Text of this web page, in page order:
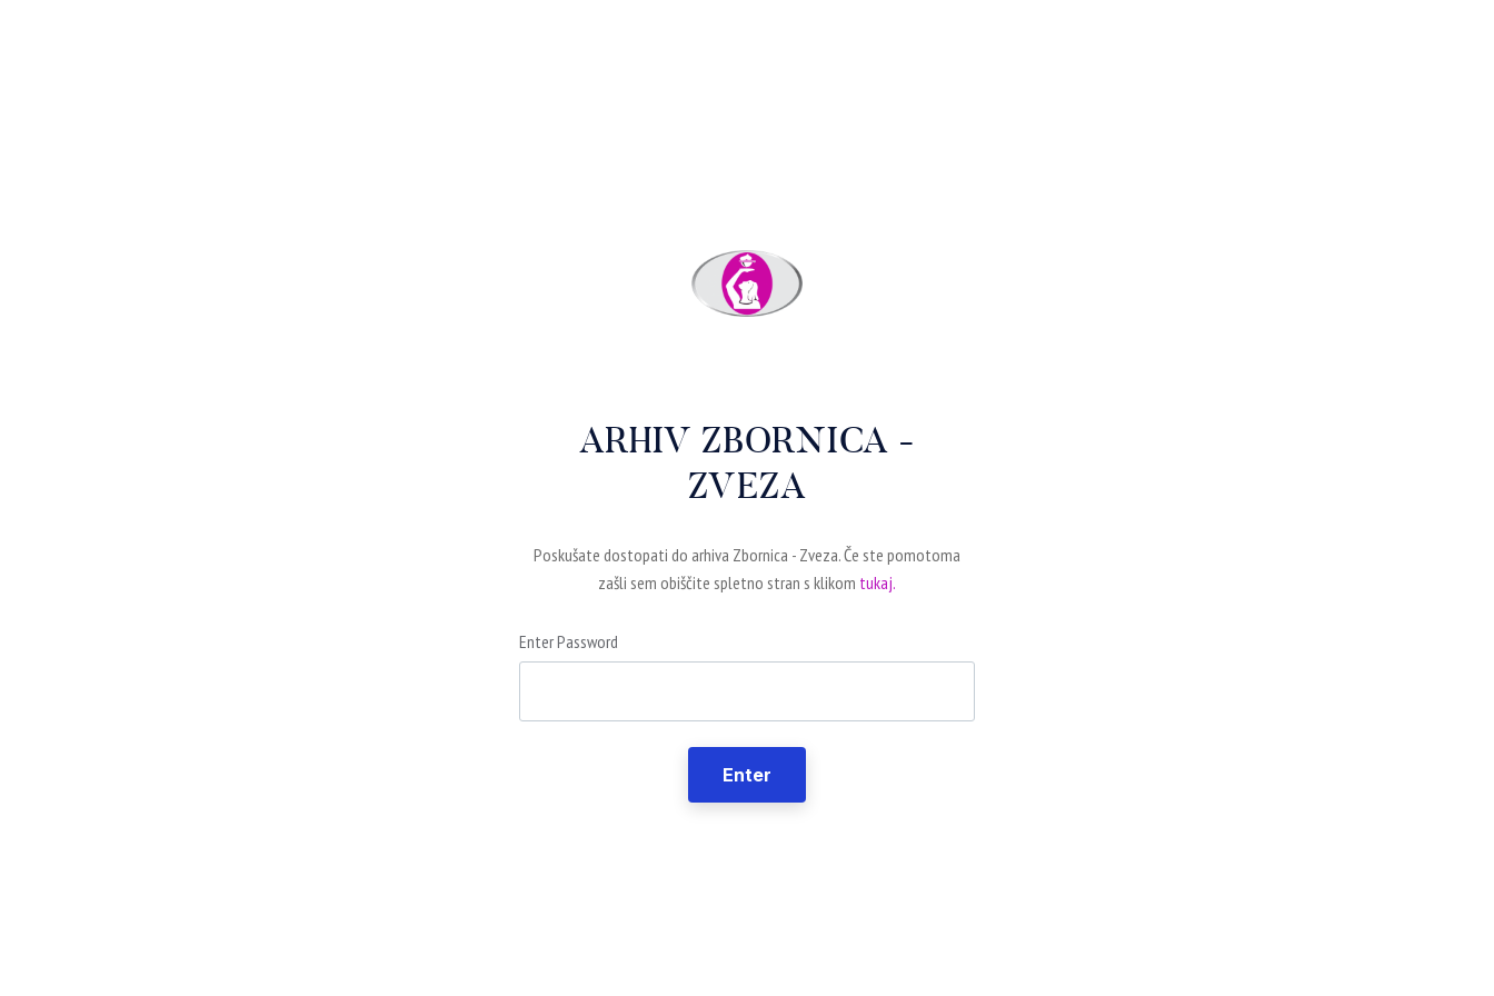
ARHIV ZBORNICA -
ZVEZA
Poskušate dostopati do arhiva Zbornica - Zveza. Če ste pomotoma
zašli sem obiščite spletno stran s klikom tukaj.
Enter Password
Enter